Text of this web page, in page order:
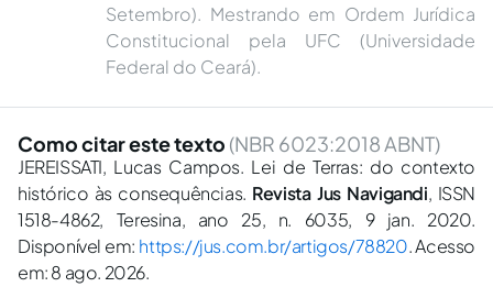
Setembro). Mestrando em Ordem Jurídica
Constitucional pela UFC (Universidade
Federal do Ceará).
Como citar este texto (NBR 6023:2018 ABNT)
JEREISSATI, Lucas Campos. Lei de Terras: do contexto
histórico às consequências. Revista Jus Navigandi, ISSN
1518-4862, Teresina, ano 25, n. 6035, 9 jan. 2020.
Disponível em: https://jus.com.br/artigos/78820. Acesso
em: 8 ago. 2026.